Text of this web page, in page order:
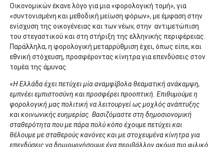
Οικονομικών έκανε λόγο για μια «φορολογική τομή», για
«συντονισμένη και μεθοδική μείωση φόρων», με έμφαση στην
ενίσχυση της οικογένειας και των νέων, στην αντιμετώπιση
του στεγαστικού και στη στήριξη της ελληνικής περιφέρειας.
Παράλληλα, η φορολογική μεταρρύθμιση έχει, όπως είπε, και
εθνική στόχευση, προσφέροντας κίνητρα για επενδύσεις στον
τομέα της άμυνας.
«Η Ελλάδα έχει πετύχει μία αναμφίβολα θεαματική ανάκαμψη,
εμπνέει εμπιστοσύνη και προσφέρει προοπτική. Επιθυμούμε η
φορολογική μας πολιτική να λειτουργεί ως μοχλός ανάπτυξης
και κοινωνικής ευημερίας. Βασιζόμαστε στη δημοσιονομική
σταθερότητα που με πάρα πολύ κόπο έχουμε πετύχει και
θέλουμε με σταθερούς κανόνες και με στοχευμένα κίνητρα για
επενδύσεις να δημιουργήσουμε ένα περιβάλλον ακόμα πιο φιλικό